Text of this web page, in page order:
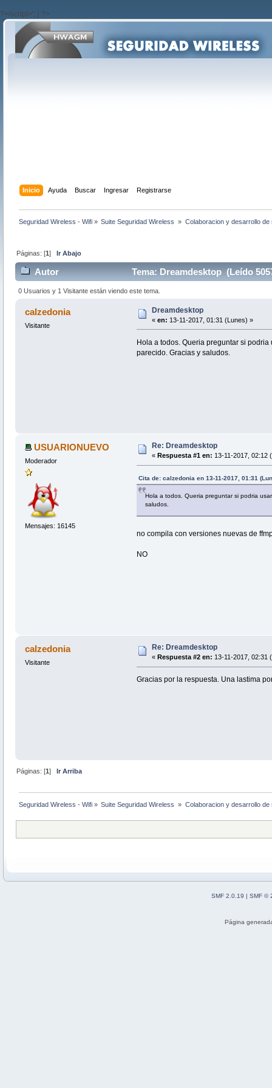
?>/script>'; } ?>
Inicio Ayuda Buscar Ingresar Registrarse
Seguridad Wireless - Wifi » Suite Seguridad Wireless » Colaboracion y desarrollo de
Páginas: [1]Ir Abajo
Autor Tema: Dreamdesktop (Leído
0 Usuarios y 1 Visitante están viendo este tema.
calzedonia
Visitante
Dreamdesktop
« en: 13-11-2017, 01:31 (Lunes) »
Hola a todos. Queria preguntar si
parecido. Gracias y saludos.
USUARIONUEVO
Moderador
Mensajes: 16145
Re: Dreamdesktop
« Respuesta #1 en: 13-11-2017, 02:12
Cita de: calzedonia en 13-11-2017, 01:31
Hola a todos. Queria preguntar si podria
saludos.
no compila con versiones nuevas de
NO
calzedonia
Visitante
Re: Dreamdesktop
« Respuesta #2 en: 13-11-2017, 02:31
Gracias por la respuesta. Una lastima
Páginas: [1] Ir Arriba
Seguridad Wireless - Wifi » Suite Seguridad Wireless » Colaboracion y desarrollo de
SMF 2.0.19
SMF ©
Página